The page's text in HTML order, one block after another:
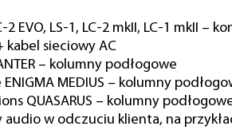
2 EVO, LS-1, LC-2 mkII, LC-1 mkII –
kabel sieciowy AC
– kolumny podłogowe
MEDIUS – kolumny
QUASARUS – kolumny
audio w odczuciu klienta, na